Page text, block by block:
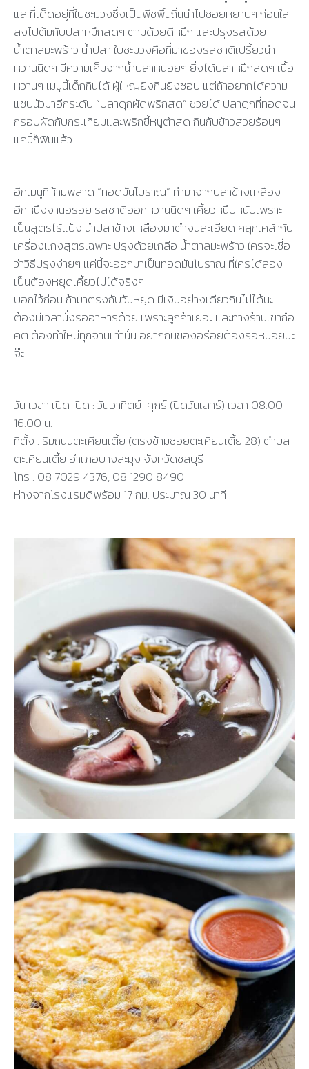
แล ที่เด็ดอยู่ที่ใบชะมวงซึ่งเป็นพืชพื้นถิ่นนำไปซอยหยาบๆ ก่อนใส่
ลงไปต้มกับปลาหมึกสดๆ ตามด้วยดีหมึก และปรุงรสด้วย
น้ำตาลมะพร้าว น้ำปลา ใบชะมวงคือที่มาของรสชาติเปรี้ยวนำ
หวานนิดๆ มีความเค็มจากน้ำปลาหน่อยๆ ยิ่งได้ปลาหมึกสดๆ เนื้อ
หวานๆ เมนูนี้เด็กกินได้ ผู้ใหญ่ยิ่งกินยิ่งชอบ แต่ถ้าอยากได้ความ
แซบนัวมาอีกระดับ “ปลาดุกผัดพริกสด” ช่วยได้ ปลาดุกที่ทอดจน
กรอบผัดกับกระเทียมและพริกขี้หนูตำสด กินกับข้าวสวยร้อนๆ
แค่นี้ก็ฟินแล้ว
อีกเมนูที่ห้ามพลาด “ทอดมันโบราณ” ทำมาจากปลาข้างเหลือง
อีกหนึ่งจานอร่อย รสชาติออกหวานนิดๆ เคี้ยวหนึบหนับเพราะ
เป็นสูตรไร้แป้ง นำปลาข้างเหลืองมาตำจนละเอียด คลุกเคล้ากับ
เครื่องแกงสูตรเฉพาะ ปรุงด้วยเกลือ น้ำตาลมะพร้าว ใครจะเชื่อ
ว่าวิธีปรุงง่ายๆ แค่นี้จะออกมาเป็นทอดมันโบราณ ที่ใครได้ลอง
เป็นต้องหยุดเคี้ยวไม่ได้จริงๆ
บอกไว้ก่อน ถ้ามาตรงกับวันหยุด มีเงินอย่างเดียวกินไม่ได้นะ
ต้องมีเวลานั่งรออาหารด้วย เพราะลูกค้าเยอะ และทางร้านเขาถือ
คติ ต้องทำใหม่ทุกจานเท่านั้น อยากกินของอร่อยต้องรอหน่อยนะ
จ๊ะ
วัน เวลา เปิด-ปิด : วันอาทิตย์-ศุกร์ (ปิดวันเสาร์) เวลา 08.00-
16.00 น.
ที่ตั้ง : ริมถนนตะเคียนเตี้ย (ตรงข้ามซอยตะเคียนเตี้ย 28) ตำบล
ตะเคียนเตี้ย อำเภอบางละมุง จังหวัดชลบุรี
โทร : 08 7029 4376, 08 1290 8490
ห่างจากโรงแรมดีพร้อม 17 กม. ประมาณ 30 นาที